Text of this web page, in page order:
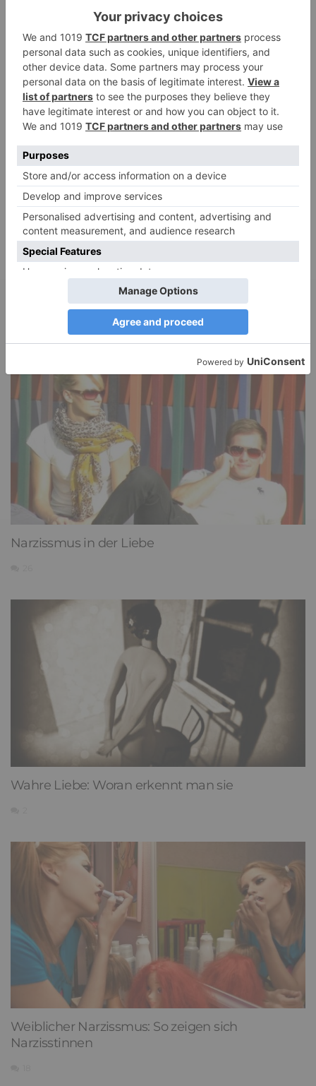
NEUESTE KOMMENTARE
Renate B. zu Verbale Angriffe abwehren: Psychologische Tipps für
ruhige Antworten
HaBazuVerbale Angriffe abwehren: Psychologische Tipps für
ruhige Antworten
AdelezuVerbale Angriffe abwehren: Psychologische Tipps für
ruhige Antworten
Juliette P.zuMerkmale der komplexen Posttraumatischen
Belastungsstörung: Traumafolgen verständlich erklärt
Ansgarzu Elternteil narzisstisch: So sieht dein heutiges Leben
vermutlich aus – Narzisstisch geprägte Kindheit (1)
DIE BELIEBTESTEN ARTIKEL
Narzissmus in der Liebe
Wahre Liebe: Woran erkennt man sie
Weiblicher Narzissmus: So zeigen sich
Narzisstinnen